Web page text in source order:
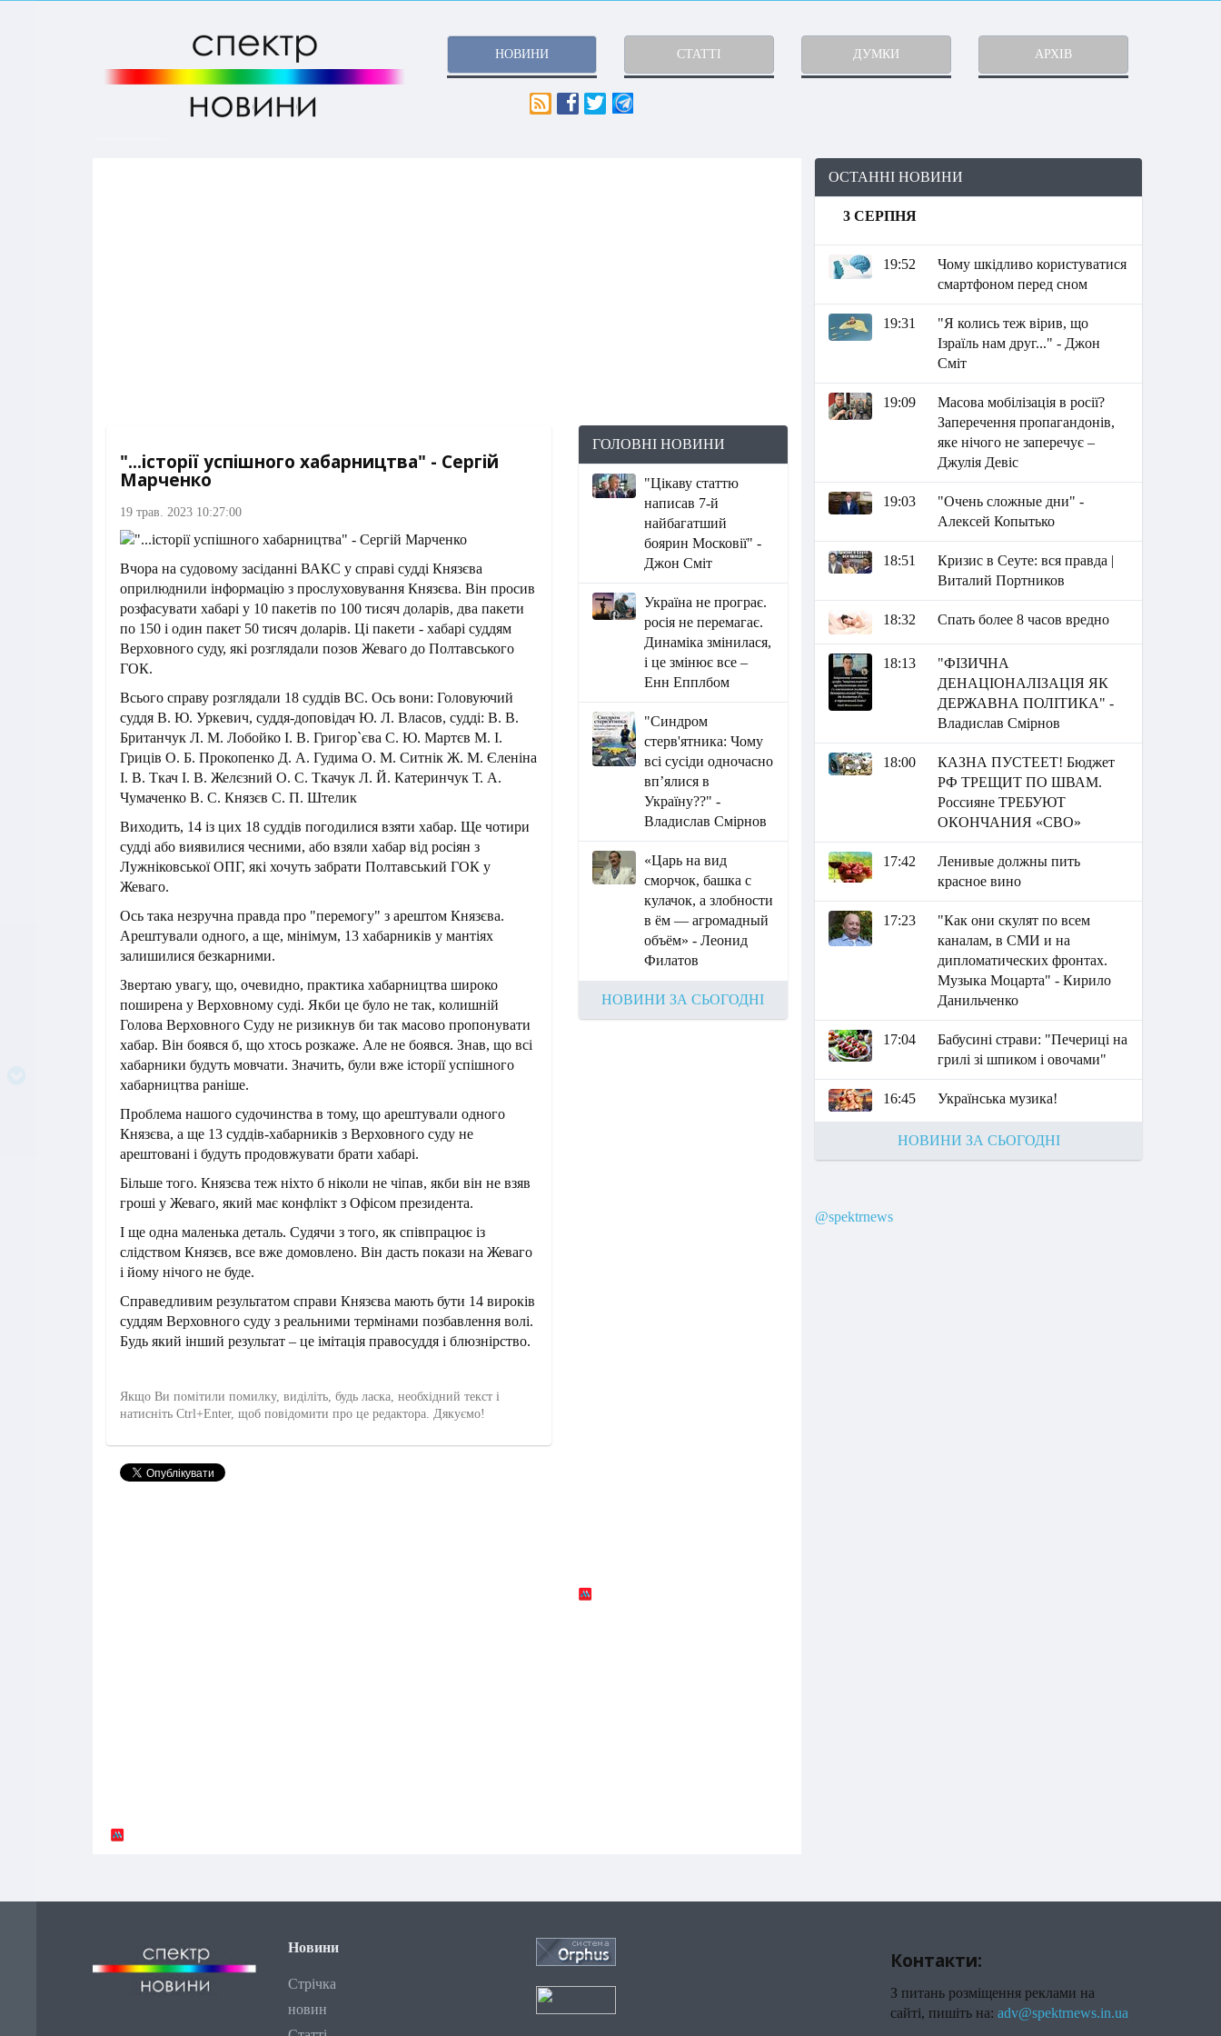
НОВИНИ СТАТТІ ДУМКИ АРХІВ
"...історії успішного хабарництва" - Сергій
Марченко
19 трав. 2023 10:27:00
Вчора на судовому засіданні ВАКС у справі судді Князєва
оприлюднили інформацію з прослуховування Князєва. Він просив
розфасувати хабарі у 10 пакетів по 100 тисяч доларів, два пакети
по 150 і один пакет 50 тисяч доларів. Ці пакети - хабарі суддям
Верховного суду, які розглядали позов Жеваго до Полтавського
ГОК.
Всього справу розглядали 18 суддів ВС. Ось вони: Головуючий
суддя В. Ю. Уркевич, суддя-доповідач Ю. Л. Власов, судді: В. В.
Британчук Л. М. Лобойко І. В. Григор`єва С. Ю. Мартєв М. І.
Гриців О. Б. Прокопенко Д. А. Гудима О. М. Ситнік Ж. М. Єленіна
І. В. Ткач І. В. Желєзний О. С. Ткачук Л. Й. Катеринчук Т. А.
Чумаченко В. С. Князєв С. П. Штелик
Виходить, 14 із цих 18 суддів погодилися взяти хабар. Ще чотири
судді або виявилися чесними, або взяли хабар від росіян з
Лужніковської ОПГ, які хочуть забрати Полтавський ГОК у
Жеваго.
Ось така незручна правда про "перемогу" з арештом Князєва.
Арештували одного, а ще, мінімум, 13 хабарників у мантіях
залишилися безкарними.
Звертаю увагу, що, очевидно, практика хабарництва широко
поширена у Верховному суді. Якби це було не так, колишній
Голова Верховного Суду не ризикнув би так масово пропонувати
хабар. Він боявся б, що хтось розкаже. Але не боявся. Знав, що всі
хабарники будуть мовчати. Значить, були вже історії успішного
хабарництва раніше.
Проблема нашого судочинства в тому, що арештували одного
Князєва, а ще 13 суддів-хабарників з Верховного суду не
арештовані і будуть продовжувати брати хабарі.
Більше того. Князєва теж ніхто б ніколи не чіпав, якби він не взяв
гроші у Жеваго, який має конфлікт з Офісом президента.
І ще одна маленька деталь. Судячи з того, як співпрацює із
слідством Князєв, все вже домовлено. Він дасть покази на Жеваго
і йому нічого не буде.
Справедливим результатом справи Князєва мають бути 14 вироків
суддям Верховного суду з реальними термінами позбавлення волі.
Будь який інший результат – це імітація правосуддя і блюзнірство.
Якщо Ви помітили помилку, виділіть, будь ласка, необхідний текст і
натисніть Ctrl+Enter, щоб повідомити про це редактора. Дякуємо!
ГОЛОВНІ НОВИНИ
"Цікаву статтю
написав 7-й
найбагатший
боярин Московії" -
Джон Сміт
Україна не програє.
росія не перемагає.
Динаміка змінилася,
і це змінює все –
Енн Епплбом
"Синдром
стерв'ятника: Чому
всі сусіди одночасно
вп’ялися в
Україну??" -
Владислав Смірнов
«Царь на вид
сморчок, башка с
кулачок, а злобности
в ём — агромадный
объём» - Леонид
Филатов
НОВИНИ ЗА СЬОГОДНІ
ОСТАННІ НОВИНИ
3 СЕРПНЯ
19:52
Чому шкідливо користуватися
смартфоном перед сном
19:31
"Я колись теж вірив, що
Ізраїль нам друг..." - Джон
Сміт
19:09
Масова мобілізація в росії?
Заперечення пропагандонів,
яке нічого не заперечує –
Джулія Девіс
19:03
"Очень сложные дни" -
Алексей Копытько
18:51
Кризис в Сеуте: вся правда |
Виталий Портников
18:32 Спать более 8 часов вредно
18:13
"ФІЗИЧНА
ДЕНАЦІОНАЛІЗАЦІЯ ЯК
ДЕРЖАВНА ПОЛІТИКА" -
Владислав Смірнов
18:00
КАЗНА ПУСТЕЕТ! Бюджет
РФ ТРЕЩИТ ПО ШВАМ.
Россияне ТРЕБУЮТ
ОКОНЧАНИЯ «СВО»
17:42
Ленивые должны пить
красное вино
17:23
"Как они скулят по всем
каналам, в СМИ и на
дипломатических фронтах.
Музыка Моцарта" - Кирило
Данильченко
17:04
Бабусині страви: "Печериці на
грилі зі шпиком і овочами"
16:45 Українська музика!
НОВИНИ ЗА СЬОГОДНІ
@spektrnews
Новини
Стрічка
новин
Контакти:
З питань розміщення реклами на
сайті, пишіть на: adv@spektrnews.in.ua